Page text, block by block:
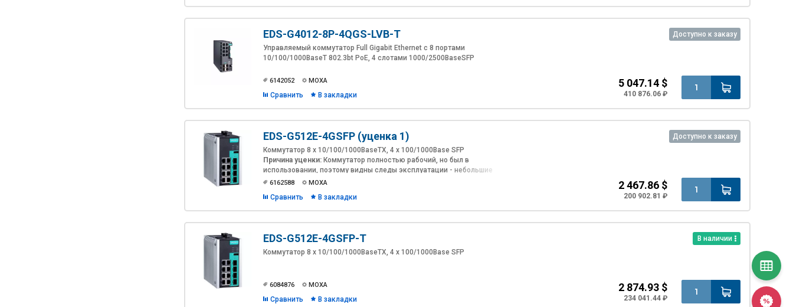
Доступно к заказу
EDS-G4012-8P-4QGS-LVB-T
Управляемый коммутатор Full Gigabit Ethernet с 8 портами
10/100/1000BaseT 802.3bt PoE, 4 слотами 1000/2500BaseSFP
6142052 MOXA
Сравнить В закладки
5 047.14 $
410 876.06 ₽
Доступно к заказу
EDS-G512E-4GSFP (уценка 1)
Коммутатор 8 x 10/100/1000BaseTX, 4 x 100/1000Base SFP
Причина уценки: Коммутатор полностью рабочий, но был в
использовании, поэтому видны следы эксплуатации - небольшие
царапины (см. фото). Упаковка не родная.
6162588 MOXA
Сравнить В закладки
2 467.86 $
200 902.81 ₽
В наличии
EDS-G512E-4GSFP-T
Коммутатор 8 x 10/100/1000BaseTX, 4 x 100/1000Base SFP
6084876 MOXA
Сравнить В закладки
2 874.93 $
234 041.44 ₽